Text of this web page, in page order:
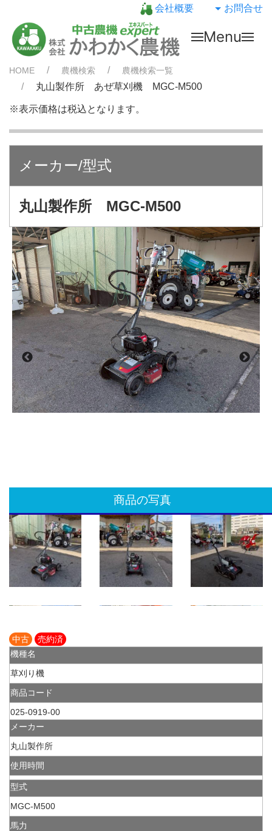
会社概要 お問合せ
Menu
HOME 農機検索 農機検索一覧
丸山製作所 あぜ草刈機 MGC-M500
※表示価格は税込となります。
メーカー/型式
丸山製作所 MGC-M500
商品の写真
中古
売約済
機種名
草刈り機
商品コード
025-0919-00
メーカー
丸山製作所
使用時間
型式
MGC-M500
馬力